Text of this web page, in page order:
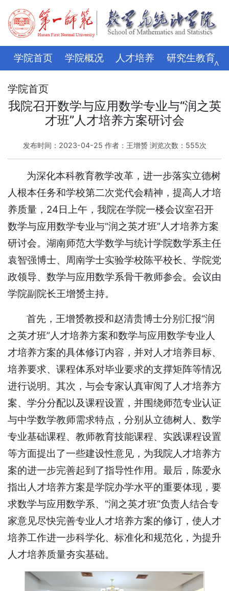
学院首页 学院概况 人才培养 研究生教育
学科科研
学生管理 评建专栏 资料下载 学校主页
∧
学院首页
我院召开数学与应用数学专业与“润之英
才班”人才培养方案研讨会
发布时间：2023-04-25 作者：王增赟 浏览次数： 555次
为深化本科教育教学改革，进一步落实立德树
人根本任务和学校第二次党代会精神，提高人才培
养质量，24日上午，我院在学院一楼会议室召开
数学与应用数学专业与“润之英才班”人才培养方案
研讨会。湖南师范大学数学与统计学院数学系主任
袁智强博士、周南学士实验学校陈平校长、学院党
政领导、数学与应用数学系骨干教师参会。会议由
学院副院长王增赟主持。
首先，王增赟教授和赵清贵博士分别汇报“润
之英才班”人才培养方案和数学与应用数学专业人
才培养方案的具体修订内容，并对人才培养目标、
培养要求、课程体系对毕业要求的支撑矩阵等情况
进行说明。其次，与会专家认真审阅了人才培养方
案、学分分配以及课程设置，并围绕师范专业认证
与中学数学教师需求特点，分别从立德树人、数学
专业基础课程、教师教育技能课程、实践课程设置
等方面提出了一些建设性意见，为我院人才培养方
案的进一步完善起到了指导性作用。最后，陈爱永
指出人才培养方案是学院办学水平的重要体现，要
求数学与应用数学系、“润之英才班”负责人结合专
家意见尽快完善专业人才培养方案的修订，使人才
培养工作进一步科学化、标准化和规范化，为提升
人才培养质量夯实基础。